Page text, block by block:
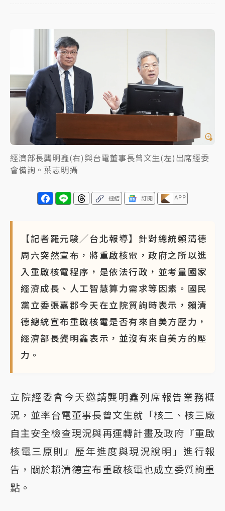
買1送1
中颱白海豚環流掠北海！今明防劇烈降雨 東部高溫飆
周末精選｜ 慈濟遭詐10億完整始末曝！律師掮客大玩兩
面手法 郭台銘、蔡英文成關鍵
本周爆款短影音｜
柯文哲帶電子手鐶拄拐杖現身／周玉
蔻蔡玉真開撕爆料
任 預算難關如何解？
要3件事
經濟部長龔明鑫(右)與台電董事長曾文生(左)出席經委
會備詢。葉志明攝
連結 訂閱 APP
【記者羅元駿╱台北報導】針對總統賴清德
周六突然宣布，將重啟核電，政府之所以進
入重啟核電程序，是依法行政，並考量國家
經濟成長、人工智慧算力需求等因素。國民
黨立委張嘉郡今天在立院質詢時表示，賴清
德總統宣布重啟核電是否有來自美方壓力，
經濟部長龔明鑫表示，並沒有來自美方的壓
力。
立院經委會今天邀請龔明鑫列席報告業務概
況，並率台電董事長曾文生就「核二、核三廠
自主安全檢查現況與再運轉計畫及政府『重啟
核電三原則』歷年進度與現況說明」進行報
告，關於賴清德宣布重啟核電也成立委質詢重
點。